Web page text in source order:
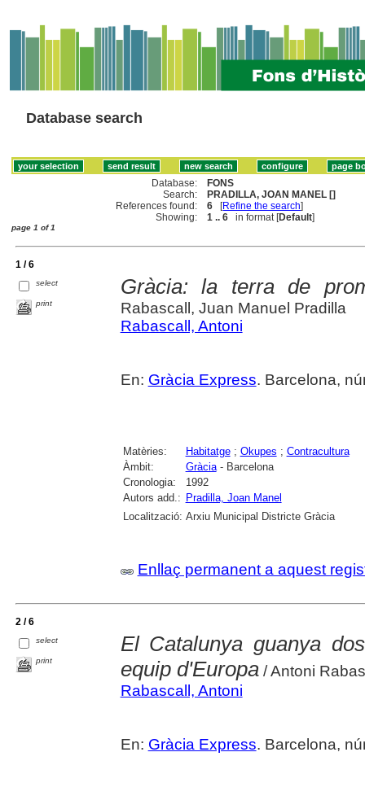
Database search
Database:
FONS
Search:
PRADILLA, JOAN MANEL []
References found:
6 [Refine the search]
Showing:
1 .. 6 in format [Default]
page 1 of 1
1 / 6
select
print
Gràcia: la terra de
Rabascall, Juan Manuel Pradilla
Rabascall, Antoni
En: Gràcia Express. Barcelona,
Matèries: Habitatge; Okupes ; Contracultura
Àmbit:
Gràcia- Barcelona
Cronologia:
1992
Autors add.: Pradilla, Joan Manel
Localització: Arxiu Municipal Districte Gràcia
Enllaç permanent a aquest
2 / 6
select
print
El Catalunya guanya
equip d'Europa/ Antoni
Rabascall, Antoni
En: Gràcia Express. Barcelona,